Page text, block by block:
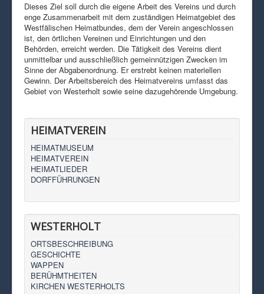
Dieses Ziel soll durch die eigene Arbeit des Vereins und durch
enge Zusammenarbeit mit dem zuständigen Heimatgebiet des
Westfälischen Heimatbundes, dem der Verein angeschlossen
ist, den örtlichen Vereinen und Einrichtungen und den
Behörden, erreicht werden. Die Tätigkeit des Vereins dient
unmittelbar und ausschließlich gemeinnützigen Zwecken im
Sinne der Abgabenordnung. Er erstrebt keinen materiellen
Gewinn. Der Arbeitsbereich des Heimatvereins umfasst das
Gebiet von Westerholt sowie seine dazugehörende Umgebung.
HEIMATVEREIN
HEIMATMUSEUM
HEIMATVEREIN
HEIMATLIEDER
DORFFÜHRUNGEN
WESTERHOLT
ORTSBESCHREIBUNG
GESCHICHTE
WAPPEN
BERÜHMTHEITEN
KIRCHEN WESTERHOLTS